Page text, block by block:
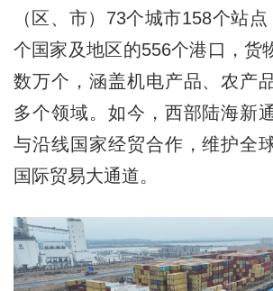
（区、市）73个城市158个站
个国家及地区的556个港口，货
数万个，涵盖机电产品、农产
多个领域。如今，西部陆海新
与沿线国家经贸合作，维护全
国际贸易大通道。